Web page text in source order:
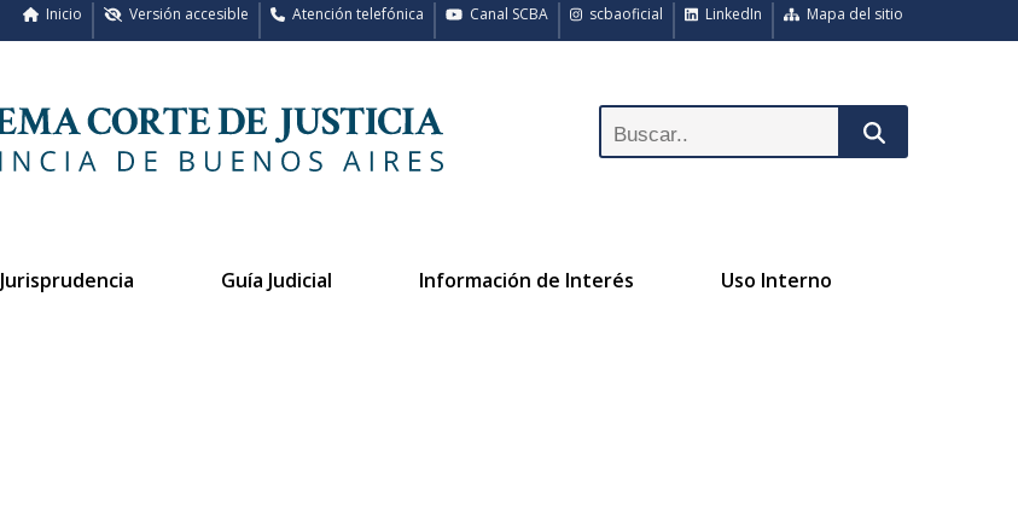
Mapa del sitio
LinkedIn
scbaoficial
Canal SCBA
Atención telefónica
Versión accesible
Inicio
Jurisprudencia Guía Judicial Información de Interés Uso Interno